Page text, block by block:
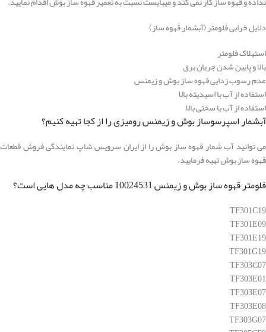
دلایل خرابی فلومتر (آبشمار قهوه ساز)
استهلاک فلومتر
بالا و پایین شدن جریان برق
عدم رسوب زدایی قهوه ساز بوش و زیمنس
استفاده از آب با اسیدیته بالا
استفاده از آب با سختی بالا
آبشمار اسپرسوساز بوش و زیمنس رومیزی را از کجا تهیه کنیم؟
می توانید آب شمار قهوه ساز بوش را از ایران سرویس شاپ نمایندگی فروش قطعات
قهوه ساز بوش تهیه فرمایید.
فلومتر قهوه ساز بوش و زیمنس 10024531 مناسب چه مدل هایی است؟
TF301C19
TF301E09
TF301E19
TF301G19
TF303C07
TF303E01
TF303E07
TF303E08
TF303G07